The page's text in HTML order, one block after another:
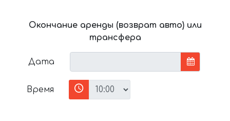
Окончание аренды (возврат авто) или
трансфера
Дата
Время